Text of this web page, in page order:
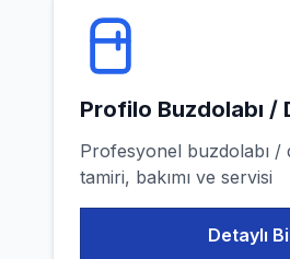
Profilo Buzdolabı /
Profesyonel buzdolabı
tamiri, bakımı ve servisi
Detaylı